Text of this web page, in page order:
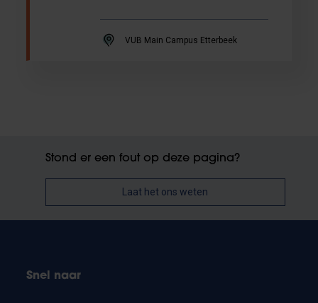
VUB Main Campus Etterbeek
Stond er een fout op deze pagina?
Laat het ons weten
Snel naar